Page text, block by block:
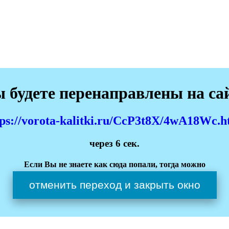
перенаправлены на
vorota-kalitki.ru/CcP3t8X/
через 6 сек.
Если Вы не знаете как сюда попали, тогда можно
отменить переход и закрыть окно